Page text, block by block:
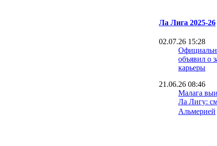
Ла Лига 2025-26
02.07.26 15:28
объявил о
карьеры
21.06.26 08:46
Малага
Ла Лигу:
Альмерией